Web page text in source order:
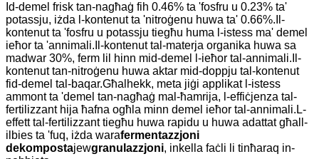
Id-demel frisk tan-nagħaġ fih 0.46% ta 'fosfru u 0.23% ta'
potassju, iżda l-kontenut ta 'nitroġenu huwa ta' 0.66%.Il-
kontenut ta 'fosfru u potassju tiegħu huma l-istess ma' demel
ieħor ta 'annimali.Il-kontenut tal-materja organika huwa sa
madwar 30%, ferm lil hinn mid-demel l-ieħor tal-annimali.Il-
kontenut tan-nitroġenu huwa aktar mid-doppju tal-kontenut
fid-demel tal-baqar.Għalhekk, meta jiġi applikat l-istess
ammont ta 'demel tan-nagħaġ mal-ħamrija, l-effiċjenza tal-
fertilizzant hija ħafna ogħla minn demel ieħor tal-annimali.L-
effett tal-fertilizzant tiegħu huwa rapidu u huwa adattat għall-
ilbies ta 'fuq, iżda warafermentazzjoni
dekompostajewgranulazzjoni, inkella faċli li tinħaraq in-